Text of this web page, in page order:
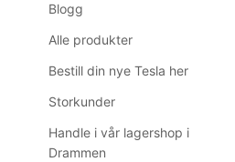
Blogg
Alle produkter
Bestill din nye Tesla her
Storkunder
Handle i vår lagershop i
Drammen